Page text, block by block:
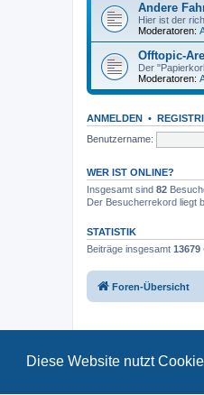
Diese Website nutzt
Andere
Hier ist der
Moderatoren:
Offtopic-
Der
Moderatoren:
ANMELDEN •
Benutzername:
WER IST ONLINE?
Insgesamt sind 82
Der Besucherrekord liegt
STATISTIK
Beiträge insgesamt 13679
Foren-Übersicht